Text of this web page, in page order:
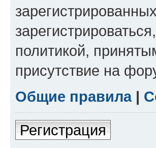
политикой,
присутствие на
Общие правила|
Регистрация